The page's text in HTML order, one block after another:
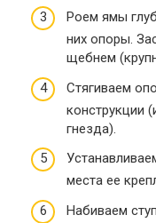
Роем ямы
них опоры.
щебнем
Стягиваем
конструкции
гнезда).
места ее
Набиваем